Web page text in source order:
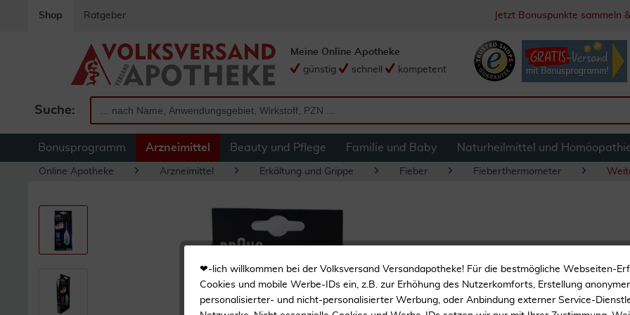
Shop Ratgeber Jetzt Bonuspunkte sammeln
Suche:
Meine Online Apotheke
günstig
schnell kompetent
Bonusprogramm Arzneimittel Beauty und Pflege Familie und Baby Naturheilmittel und
Online Apotheke Arzneimittel Erkältung und Grippe Fieber Fieberthermometer
Braun
Stück
❤-lich willkommen bei der Volksversand Versandapotheke! Für die bestmögliche Webseiten-
Cookies und mobile Werbe-IDs ein, z.B. zur Erhöhung des Nutzerkomforts, Erstellung
personalisierter- und nicht-personalisierter Werbung, oder Anbindung externer Service-